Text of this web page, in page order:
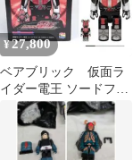
¥27,800
ベアブリック 仮面ラ
イダー電王 ソードフォ
ーム 100％ & 400％